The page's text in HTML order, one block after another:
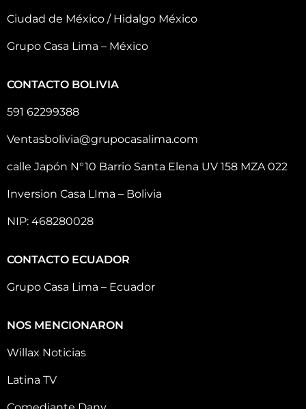
Ciudad de México / Hidalgo México
Grupo Casa Lima – México
CONTACTO BOLIVIA
591 62299388
Ventasbolivia@grupocasalima.com
calle Japón N°10 Barrio Santa Elena UV 158 MZA 022
Inversion Casa LIma – Bolivia
NIP: 468280028
CONTACTO ECUADOR
Grupo Casa Lima – Ecuador
NOS MENCIONARON
Willax Noticias
Latina TV